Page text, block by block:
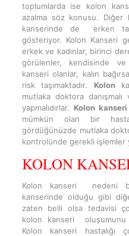
toplumlarda ise kolon
azalma söz konusu. Diğer
kanserinde de erken
gösteriyor. Kolon Kanseri
erkek ve kadınlar, birinci
görülenler, kendisinde
kanseri olanlar, kalın
risk taşımaktadır. Kolon
mutlaka doktora
yapmalıdırlar. Kolon kanseri
mümkün olan bir
gördüğünüzde mutlaka
kontrolünde gerekli işlemler
KOLON
Kolon kanseri nedeni
kanserinde olduğu gibi
zaten belli olsa tedavisi
kolon kanseri oluşumunu
Kolon kanseri hastalığı